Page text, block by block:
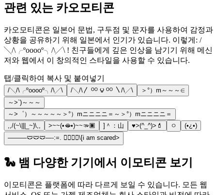
관련 있는 카오모티콘
카오모티콘은 일본어 문법, 구두점 및 문자를 사용하여 감정과
상황을 공유하기 위해 일본에서 인기가 있습니다. 이렇게: /
╲/\╭ºooooº╮/\╱\ ! 친구들에게 깊은 인상을 남기기 위해 메신
저와 웹에서 이 창의적인 스타일을 사용할 수 있습니다.
탭/클릭하여 복사 및 붙여넣기
/╲/\╭ºooooº╮/\╱\ /╲/\〳 ᴼᴼ ౪ ᴼᴼ 〵/\╱\
＞°）m～～～∈
～>`)～～～
～>゜）～～～～～＞°）mニニニニ＝～＞°）mニニニニ＝
,,/(~\|||_~)\,,
>~~(•🫦•)~~🫳🏿 ]＾：山 ♥️>(^_^)>💄 ㅇ
(•¿•)
———🩲🩲🩲—-:=. 🧍‍♀️🧍‍♀️\[i am scared>
🐍 뱀 다양한 기기에서 이모티콘 보기
이모티콘은 플랫폼에 따라 다르게 보일 수 있습니다. 모든 웹